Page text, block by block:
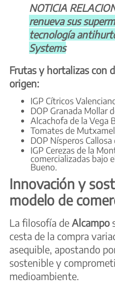
NOTICIA
renueva sus
tecnología
Systems
Frutas y hortalizas con
origen:
IGP Cítricos
DOP Granada Mollar
Alcachofa de la Vega
Tomates de Mutxamel
DOP Nísperos Callosa
IGP Cerezas de la
comercializadas bajo
Bueno.
Innovación y
modelo de
La filosofía de Alcampo
cesta de la compra
asequible, apostando
sostenible y
medioambiente.